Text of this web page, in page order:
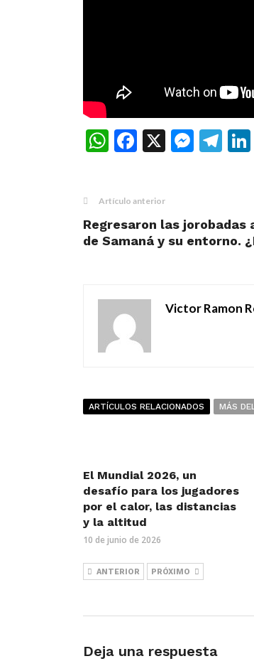
WhatsApp
Facebook
X
Artículo anterior
Regresaron las jorobadas
de Samaná y su entorno.
Victor Ramon
ARTÍCULOS RELACIONADOS MÁS
El Mundial 2026, un
desafío para los jugadores
por el calor, las distancias
y la altitud
10 de junio de 2026
ANTERIOR PRÓXIMO
Deja una respuesta